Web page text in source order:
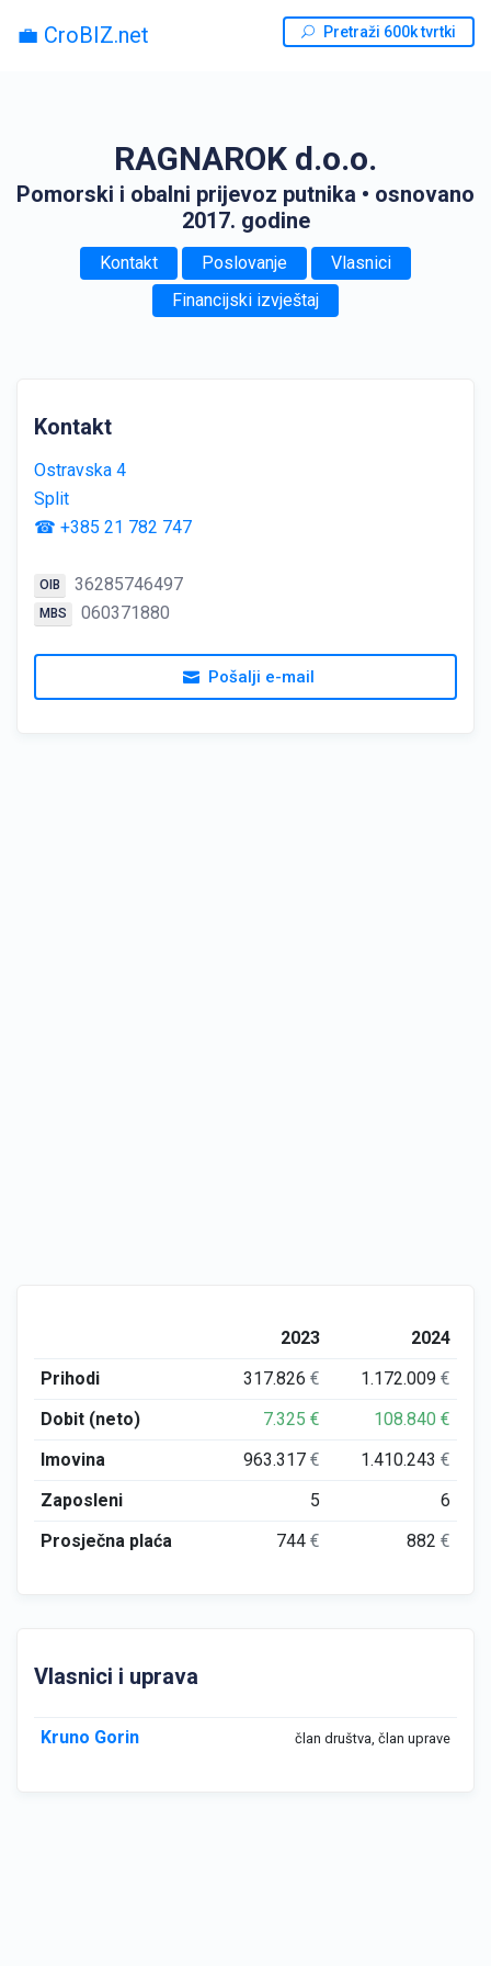
💼 CroBIZ.net Pretraži 600k tvrtki
RAGNAROK d.o.o.
Pomorski i obalni prijevoz putnika • osnovano
2017. godine
Kontakt Poslovanje
Vlasnici
Financijski izvještaj
Kontakt
Ostravska 4
Split
☎ +385 21 782 747
OIB 36285746497
MBS 060371880
Pošalji e-mail
2023
2024
Prihodi
317.826€ 1.172.009€
Dobit (neto)
7.325€ 108.840€
Imovina
963.317€ 1.410.243€
Zaposleni
5
6
Prosječna plaća
744€ 882€
Vlasnici i uprava
Kruno Gorin član društva, član uprave